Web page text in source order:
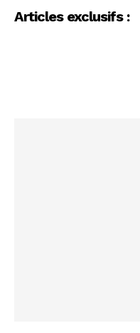
Articles exclusifs :